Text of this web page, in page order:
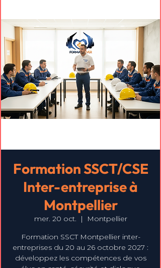
Formation SSCT/CSE
Inter-entreprise à
Montpellier
mer. 20 oct.
  |
Montpellier
Formation SSCT Montpellier inter-
entreprises du 20 au 26 octobre 2027 :
développez les compétences de vos